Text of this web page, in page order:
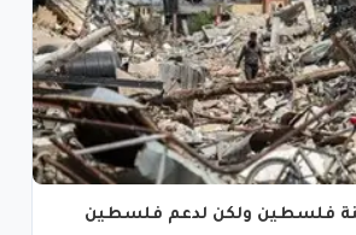
فلسطين ولكن لدعم فلسطين